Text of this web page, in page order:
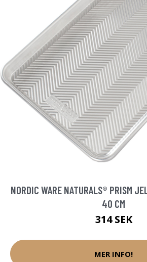
NORDIC WARE NATURALS® PRISM
40 CM
314 SEK
MER INFO!